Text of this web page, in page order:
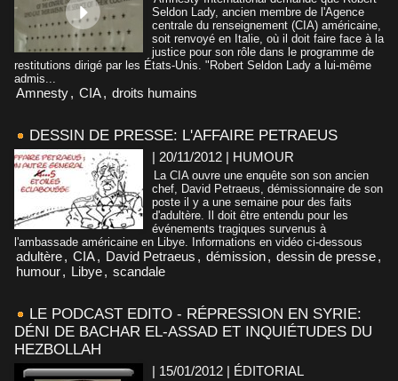
Seldon Lady, ancien membre de l'Agence
centrale du renseignement (CIA) américaine,
soit renvoyé en Italie, où il doit faire face à la
justice pour son rôle dans le programme de
restitutions dirigé par les États-Unis. "Robert Seldon Lady a lui-même
admis...
Amnesty, CIA, droits humains
DESSIN DE PRESSE: L'AFFAIRE PETRAEUS
| 20/11/2012 | HUMOUR
La CIA ouvre une enquête son son ancien
chef, David Petraeus, démissionnaire de son
poste il y a une semaine pour des faits
d'adultère. Il doit être entendu pour les
événements tragiques survenus à
l'ambassade américaine en Libye. Informations en vidéo ci-dessous
adultère, CIA, David Petraeus , démission, dessin de presse,
humour, Libye, scandale
LE PODCAST EDITO - RÉPRESSION EN SYRIE:
DÉNI DE BACHAR EL-ASSAD ET INQUIÉTUDES DU
HEZBOLLAH
| 15/01/2012 | ÉDITORIAL